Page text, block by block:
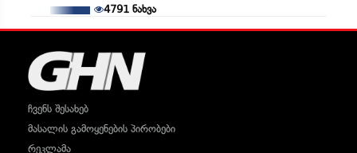
4791ნახვა
ჩვენს შესახებ
მასალის გამოყენების პირობები
რეკლამა